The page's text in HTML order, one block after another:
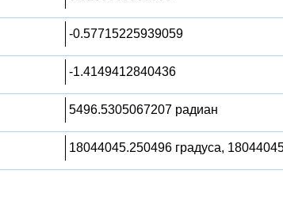
-0.57715225939059
-1.4149412840436
5496.5305067207 радиан
18044045.250496 градуса,